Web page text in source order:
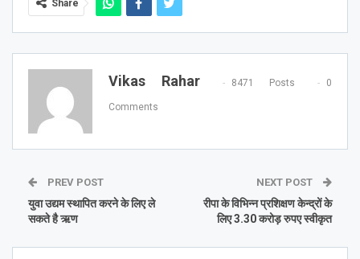
Share
Vikas Rahar 8471 Posts 0
Comments
PREV POST
युवा उद्यम स्थापित करने के लिए ले
सकते है ऋण
NEXT POST
रीपा के विभिन्न प्रशिक्षण केन्द्रों के
लिए 3.30 करोड़ रुपए स्वीकृत